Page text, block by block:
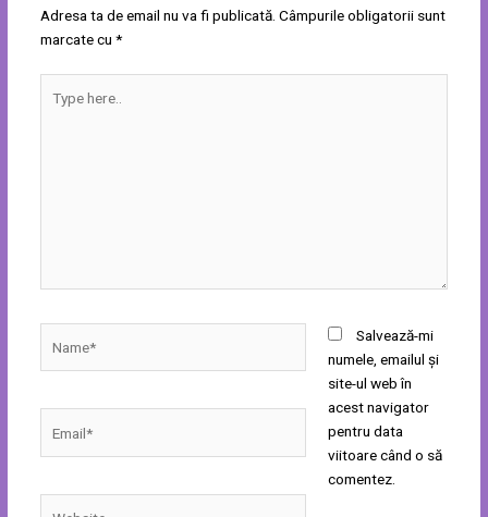
Adresa ta de email nu va fi publicată. Câmpurile obligatorii sunt
marcate cu *
here..
Salvează-mi
numele, emailul și
site-ul web în
acest navigator
pentru data
viitoare când o să
comentez.